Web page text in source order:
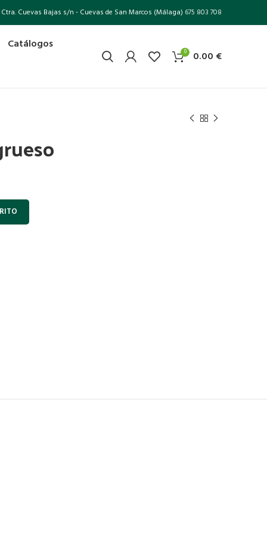
Ctra. Cuevas Bajas s/n - Cuevas de San Marcos (Málaga) 675 803 708
Catálogos
0 0.00 €